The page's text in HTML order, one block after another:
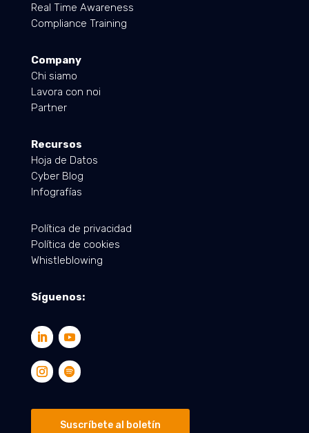
Real Time Awareness
Compliance Training
Company
Chi siamo
Lavora con noi
Partner
Recursos
Hoja de Datos
Cyber Blog
Infografías
Política de privacidad
Política de cookies
Whistleblowing
Síguenos:
Suscríbete al boletín